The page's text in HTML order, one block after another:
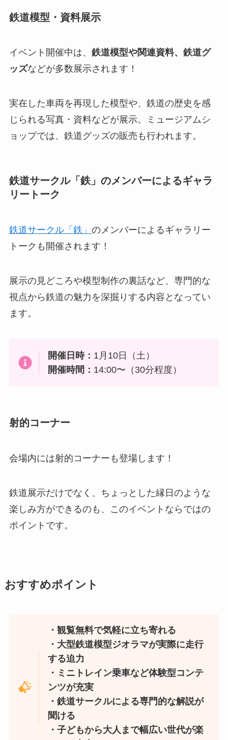
鉄道模型・資料展示
イベント開催中は、 鉄道模型や関連資料、鉄道グ
ッズなどが多数展示されます！
実在した車両を再現した模型や、鉄道の歴史を感
じられる写真・資料などが展示。ミュージアムシ
ョップでは、鉄道グッズの販売も行われます。
鉄道サークル「鉄」のメンバーによるギャラ
リートーク
鉄道サークル「鉄」 のメンバーによるギャラリー
トークも開催されます！
展示の見どころや模型制作の裏話など、専門的な
視点から鉄道の魅力を深掘りする内容となってい
ます。
開催日時： 1月10日（土）
開催時間： 14:00〜（30分程度）
射的コーナー
会場内には射的コーナーも登場します！
鉄道展示だけでなく、ちょっとした縁日のような
楽しみ方ができるのも、このイベントならではの
ポイントです。
おすすめポイント
・観覧無料で気軽に立ち寄れる
・大型鉄道模型ジオラマが実際に走行
する迫力
・ミニトレイン乗車など体験型コンテ
ンツが充実
・鉄道サークルによる専門的な解説が
聞ける
・子どもから大人まで幅広い世代が楽